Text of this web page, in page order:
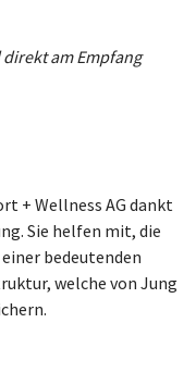
am Empfang
+ Wellness AG dankt
Sie helfen mit, die
bedeutenden
welche von Jung